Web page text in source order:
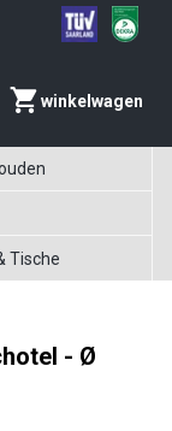
winkelwagen
Tische
- Ø